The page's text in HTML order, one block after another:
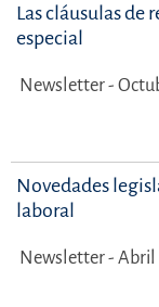
Las cláusulas de
especial
Newsletter -
Novedades
laboral
Newsletter - Abril